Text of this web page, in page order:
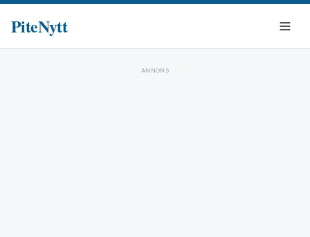
PiteNytt
ANNONS